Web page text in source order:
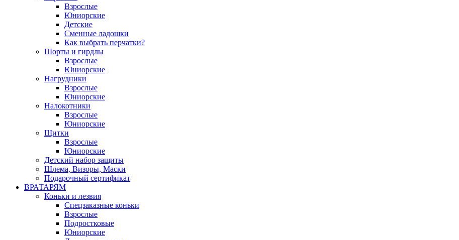
Взрослые
Юниорские
Детские
Сменные ладошки
Как выбрать перчатки?
Шорты и гирдлы
Взрослые
Юниорские
Нагрудники
Взрослые
Юниорские
Налокотники
Взрослые
Юниорские
Щитки
Взрослые
Юниорские
Детский набор защиты
Шлема, Визоры, Маски
Подарочный сертификат
ВРАТАРЯМ
Коньки и лезвия
Спецзаказные коньки
Взрослые
Подростковые
Юниорские